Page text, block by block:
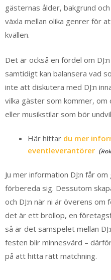
gästernas ålder, bakgrund
växla mellan olika genrer för
kvällen.
Det är också en fördel om
samtidigt kan balansera vad
inte att diskutera med DJ:n
vilka gäster som kommer,
eller musikstilar som bör
Här hittar du mer
eventleverantörer
Ju mer information DJ:n får
förbereda sig. Dessutom
och DJ:n när ni är överens
det är ett bröllop, en
så är det samspelet mellan
festen blir minnesvärd –
på att hitta rätt matchning.